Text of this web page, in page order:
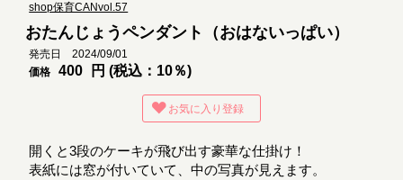
shop保育CANvol.57
おたんじょうペンダント（おはないっぱい）
発売日 2024/09/01
価格
400 円 (税込：10％)
お気に入り登録
開くと3段のケーキが飛び出す豪華な仕掛け！
表紙には窓が付いていて、中の写真が見えます。